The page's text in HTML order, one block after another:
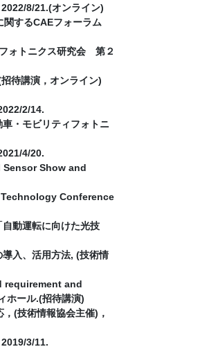
8/21.(オンライン)
するCAEフォーラム
ォトニクス研究会 第２
待講演，オンライン)
2/14.
・モビリティフォトニ
4/20.
Show and
Conference
動運転に向けた光技
入、活用方法, (技術情
and
ール.(招待講演)
(技術情報協会主催)，
3/11.